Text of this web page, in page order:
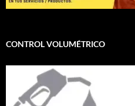
CONTROL VOLUMÉTRICO